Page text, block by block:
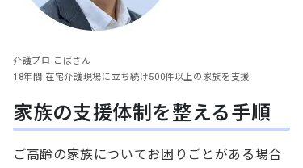
介護プロ こばさん
18年間 在宅介護現場に立ち続け500件以上の家族を支援
家族の支援体制を整える手順
ご高齢の家族についてお困りごとがある場合